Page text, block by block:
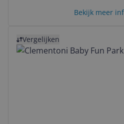
Bekijk meer
Vergelijken